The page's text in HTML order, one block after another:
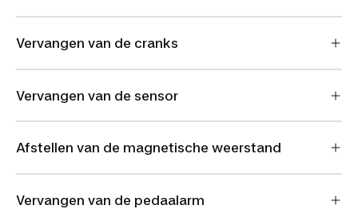
Vervangen van de cranks
Vervangen van de sensor
Afstellen van de magnetische weerstand
Vervangen van de pedaalarm